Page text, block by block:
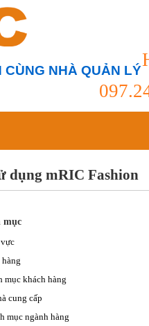
CÙNG NHÀ QUẢN LÝ
dụng mRIC Fashion
mục
mục khách hàng
cung cấp
mục ngành hàng